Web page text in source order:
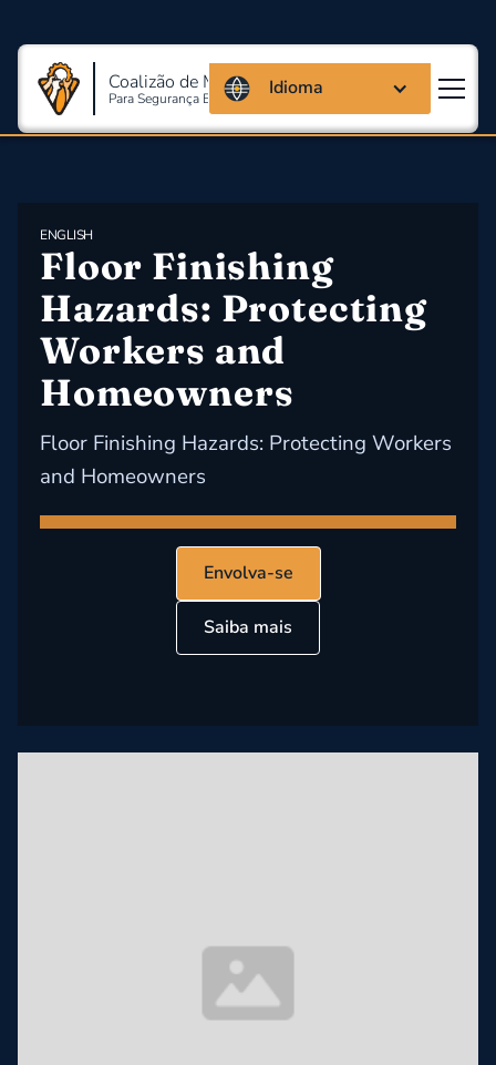
Coalizão de Massachusetts
Para Segurança E Saúde Ocupacional
Idioma
ENGLISH
Floor Finishing
Hazards: Protecting
Workers and
Homeowners
Floor Finishing Hazards: Protecting Workers
and Homeowners
Envolva-se
Saiba mais